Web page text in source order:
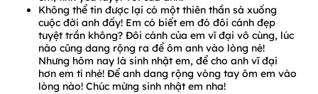
Không thể tin được lại có một thiên thần sà xuống
cuộc đời anh đấy! Em có biết em đó đôi cánh đẹp
tuyệt trần không? Đôi cánh của em vĩ đại vô cùng, lúc
nào cũng dang rộng ra để ôm anh vào lòng nè!
Nhưng hôm nay là sinh nhật em, để cho anh vĩ đại
hơn em tí nhé! Để anh dang rộng vòng tay ôm em vào
lòng nào! Chúc mừng sinh nhật em nha!